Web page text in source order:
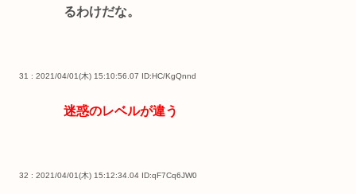
るわけだな。
31 : 2021/04/01(木) 15:10:56.07 ID:HC/KgQnnd
迷惑のレベルが違う
32 : 2021/04/01(木) 15:12:34.04 ID:qF7Cq6JW0